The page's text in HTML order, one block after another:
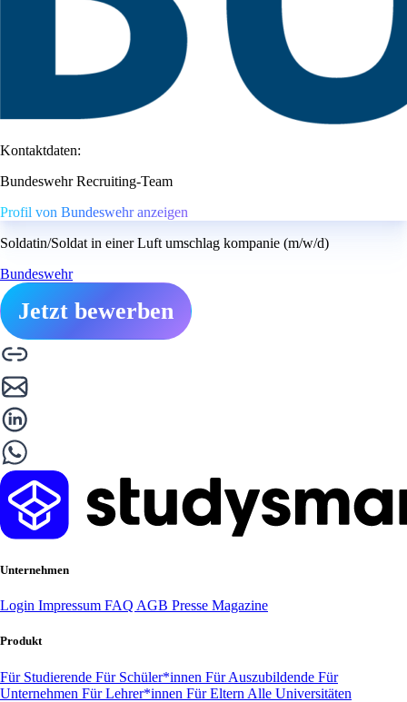
Kontaktdaten:
Bundeswehr Recruiting-Team
Profil von Bundeswehr anzeigen
Soldatin/Soldat in einer Luft umschlag kompanie (m/w/d)
Bundeswehr
Jetzt bewerben
Unternehmen
Login Impressum FAQ AGB Presse Magazine
Produkt
Für Studierende Für Schüler*innen Für Auszubildende Für
Unternehmen Für Lehrer*innen Für Eltern Alle Universitäten